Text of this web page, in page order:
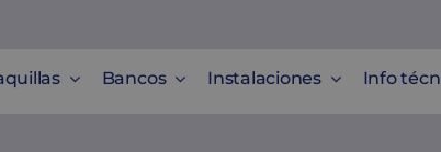
Bancos Instalaciones Info